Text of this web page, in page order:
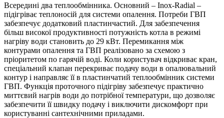
Всередині два теплообмінника. Основний – Inox-Radial –
підігріває теплоносій для системи опалення. Потреби ГВП
забезпечує додатковий пластинчастий. Для забезпечення
більш високої продуктивності потужність котла в режимі
нагріву води становить до 29 кВт. Перемикання між
контурами опалення та ГВП реалізовано за схемою з
пріоритетом по гарячій воді. Коли користувач відкриває кран,
спеціальний клапан перекриває подачу води в опалювальний
контур і направляє її в пластинчатий теплообмінник системи
ГВП. Функція проточного підігріву забезпечує практично
миттєвий нагрів води до потрібної температури, що дозволяє
забезпечити її швидку подачу і виключити дискомфорт при
користуванні сантехнічними приладами.